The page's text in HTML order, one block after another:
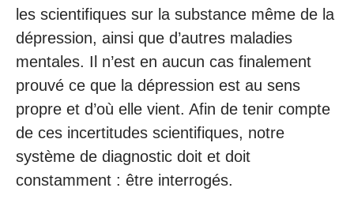
les scientifiques sur la substance même de la
dépression, ainsi que d’autres maladies
mentales. Il n’est en aucun cas finalement
prouvé ce que la dépression est au sens
propre et d’où elle vient. Afin de tenir compte
de ces incertitudes scientifiques, notre
système de diagnostic doit et doit
constamment : être interrogés.